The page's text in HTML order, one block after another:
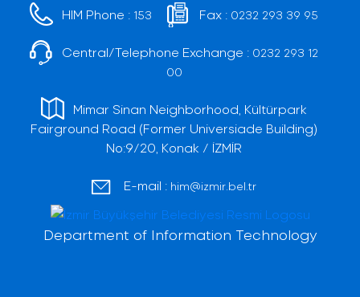
HIM Phone : 153 Fax : 0232 293 39 95
Central/Telephone Exchange : 0232 293 12
00
Mimar Sinan Neighborhood, Kültürpark
Fairground Road (Former Universiade Building)
No:9/20, Konak / İZMİR
E-mail : him@izmir.bel.tr
Department of Information Technology